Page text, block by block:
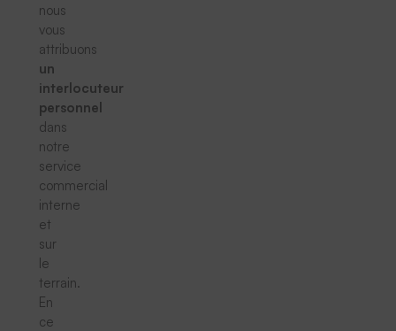
nous
vous
attribuons
un
interlocuteur
personnel
dans
notre
service
commercial
interne
et
sur
le
terrain.
En
ce